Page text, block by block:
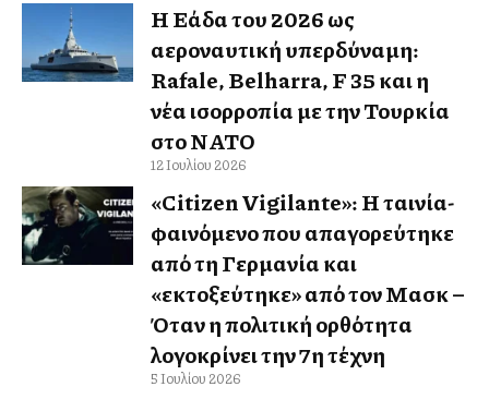
Η Ελλάδα του 2026 ως
αεροναυτική υπερδύναμη:
Rafale, Belharra, F 35 και η
νέα ισορροπία με την Τουρκία
στο ΝΑΤΟ
12 Ιουλίου 2026
«Citizen Vigilante»: Η ταινία-
φαινόμενο που απαγορεύτηκε
από τη Γερμανία και
«εκτοξεύτηκε» από τον Μασκ –
Όταν η πολιτική ορθότητα
λογοκρίνει την 7η τέχνη
5 Ιουλίου 2026